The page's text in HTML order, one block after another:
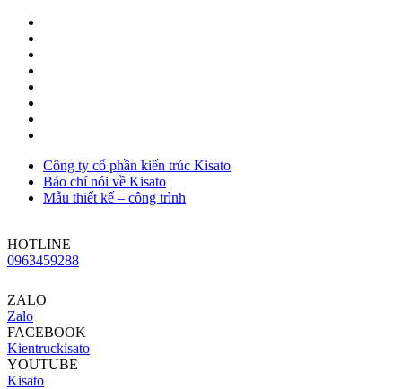
Công ty cổ phần kiến trúc Kisato
Báo chí nói về Kisato
Mẫu thiết kế – công trình
HOTLINE
0963459288
ZALO
Zalo
FACEBOOK
Kientruckisato
YOUTUBE
Kisato